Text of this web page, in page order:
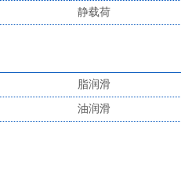
静载荷
脂润滑
油润滑